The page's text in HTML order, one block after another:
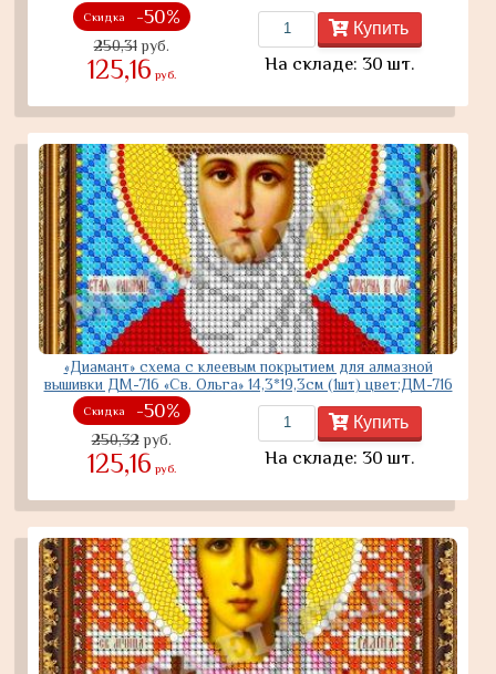
Скидка -50%
250,31руб.
125,16 руб.
Купить
На складе: 30 шт.
«Диамант» схема с клеевым покрытием для алмазной
вышивки ДМ-716 «Св. Ольга» 14,3*19,3см (1шт) цвет:ДМ-716
Скидка -50%
250,32руб.
125,16 руб.
Купить
На складе: 30 шт.